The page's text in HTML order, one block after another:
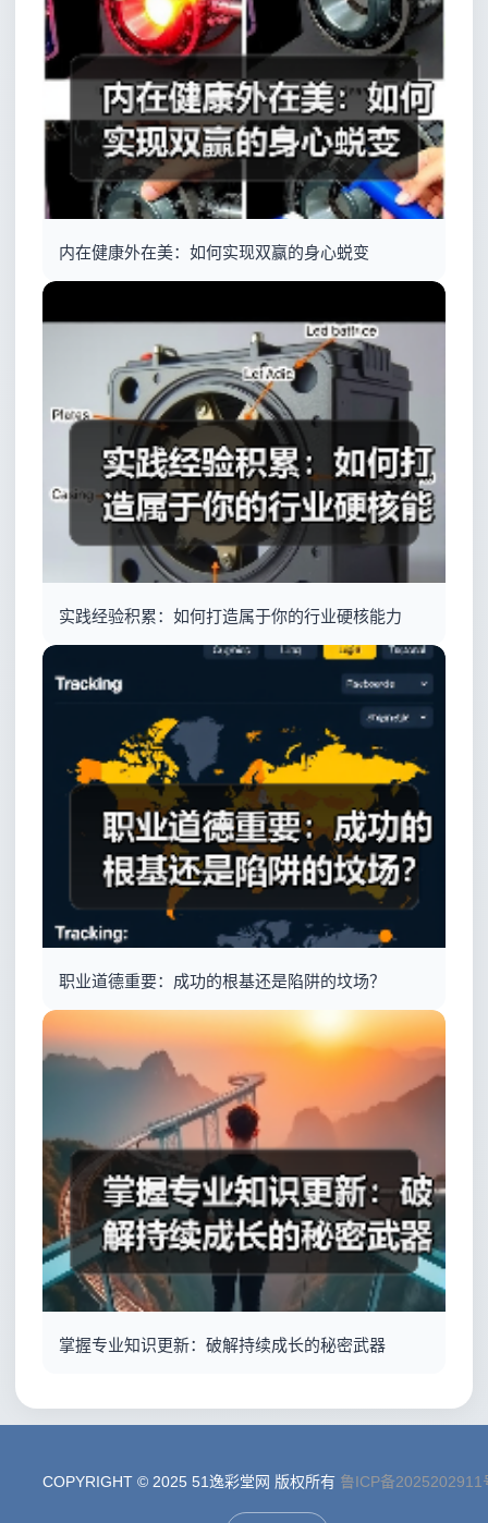
内在健康外在美：如何实现双赢的身心蜕变
实践经验积累：如何打造属于你的行业硬核能力
职业道德重要：成功的根基还是陷阱的坟场？
掌握专业知识更新：破解持续成长的秘密武器
COPYRIGHT © 2025 51逸彩堂网 版权所有 鲁ICP备2025202911